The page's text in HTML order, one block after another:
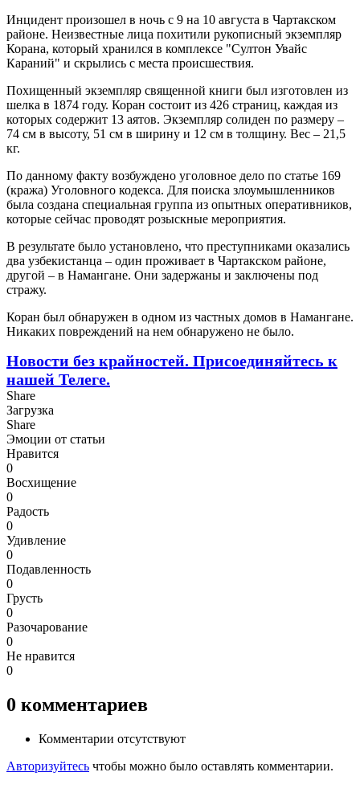
Инцидент произошел в ночь с 9 на 10 августа в Чартакском
районе. Неизвестные лица похитили рукописный экземпляр
Корана, который хранился в комплексе "Султон Увайс
Караний" и скрылись с места происшествия.
Похищенный экземпляр священной книги был изготовлен из
шелка в 1874 году. Коран состоит из 426 страниц, каждая из
которых содержит 13 аятов. Экземпляр солиден по размеру –
74 см в высоту, 51 см в ширину и 12 см в толщину. Вес – 21,5
кг.
По данному факту возбуждено уголовное дело по статье 169
(кража) Уголовного кодекса. Для поиска злоумышленников
была создана специальная группа из опытных оперативников,
которые сейчас проводят розыскные мероприятия.
В результате было установлено, что преступниками оказались
два узбекистанца – один проживает в Чартакском районе,
другой – в Намангане. Они задержаны и заключены под
стражу.
Коран был обнаружен в одном из частных домов в Намангане.
Никаких повреждений на нем обнаружено не было.
Новости без крайностей. Присоединяйтесь к
нашей Телеге.
Share
Загрузка
Share
Эмоции от статьи
Нравится
0
Восхищение
0
Радость
0
Удивление
0
Подавленность
0
Грусть
0
Разочарование
0
Не нравится
0
0 комментариев
Комментарии отсутствуют
Авторизуйтесь чтобы можно было оставлять комментарии.